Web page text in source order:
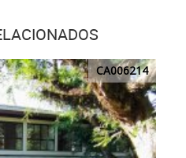
CA006214